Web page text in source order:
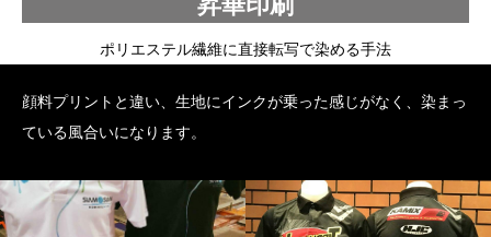
ポリエステル繊維に直接転写で染める手法
顔料プリントと違い、生地にインクが乗った感じがなく、染まっ
ている風合いになります。